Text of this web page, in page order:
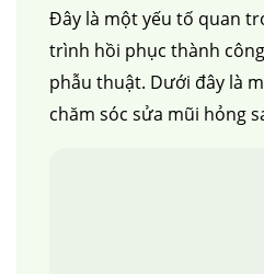
Đây là một yếu tố quan
trình hồi phục thành
phẫu thuật. Dưới đây là
chăm sóc sửa mũi hỏng